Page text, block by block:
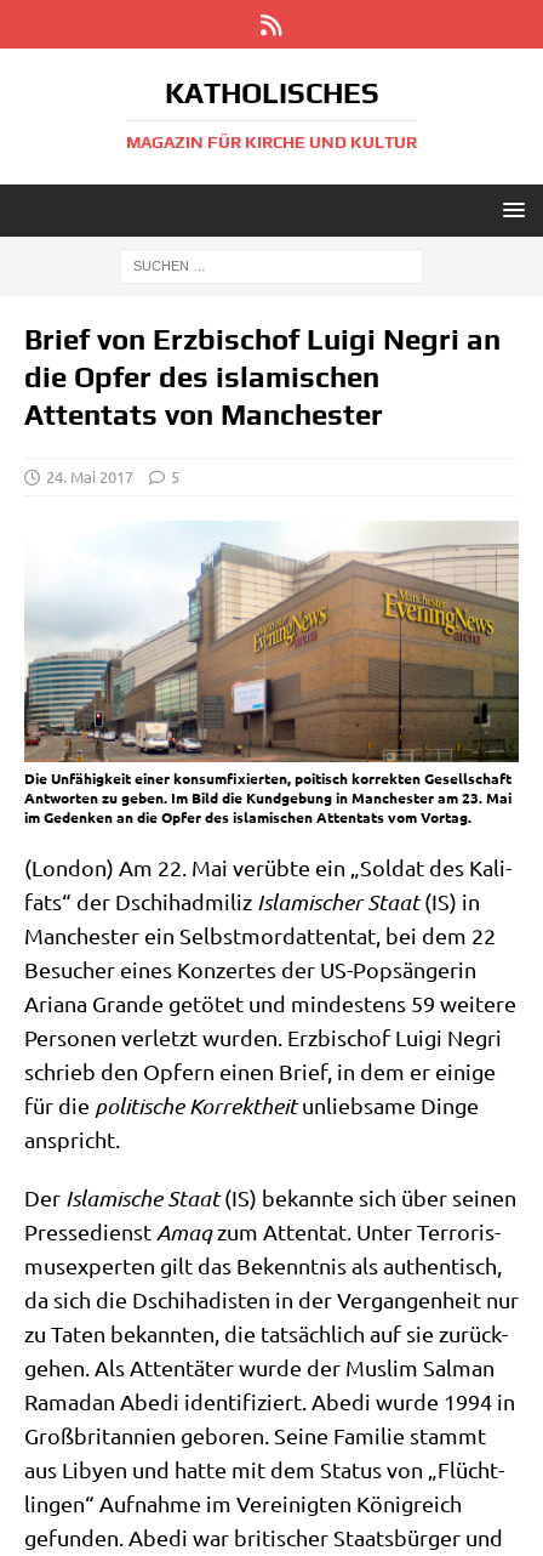
KATHOLISCHES
MAGAZIN FÜR KIRCHE UND KULTUR
Brief von Erzbischof Luigi Negri an
die Opfer des islamischen
Attentats von Manchester
24. Mai 2017 5
Die Unfähigkeit einer konsumfixierten, poitisch korrekten Gesellschaft
Antworten zu geben. Im Bild die Kundgebung in Manchester am 23. Mai
im Gedenken an die Opfer des islamischen Attentats vom Vortag.
(Lon­don) Am 22. Mai ver­üb­te ein „Sol­dat des Kali­
fats“ der Dschi­had­mi­liz Isla­mi­scher Staat(IS) in
Man­che­ster ein Selbst­mord­at­ten­tat, bei dem 22
Besu­cher eines Kon­zer­tes der US-Pop­sän­ge­rin
Aria­na Gran­de getö­tet und min­de­stens 59 wei­te­re
Per­so­nen ver­letzt wur­den. Erz­bi­schof Lui­gi Negri
schrieb den Opfern einen Brief, in dem er eini­ge
für die poli­ti­sche Kor­rekt­heitunlieb­sa­me Din­ge
anspricht.
Der Isla­mi­sche Staat(IS) bekann­te sich über sei­nen
Pres­se­dienst Amaqzum Atten­tat. Unter Ter­ro­ris­
mus­exper­ten gilt das Bekennt­nis als authen­tisch,
da sich die Dschi­ha­di­sten in der Ver­gan­gen­heit nur
zu Taten bekann­ten, die tat­säch­lich auf sie zurück­
ge­hen. Als Atten­tä­ter wur­de der Mus­lim Sal­man
Rama­dan Abe­di iden­ti­fi­ziert. Abe­di wur­de 1994 in
Groß­bri­tan­ni­en gebo­ren. Sei­ne Fami­lie stammt
aus Liby­en und hat­te mit dem Sta­tus von „Flücht­
lin­gen“ Auf­nah­me im Ver­ei­nig­ten König­reich
gefun­den. Abe­di war bri­ti­scher Staats­bür­ger und